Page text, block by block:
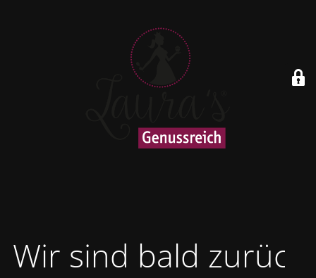
Wir sind bald zurück